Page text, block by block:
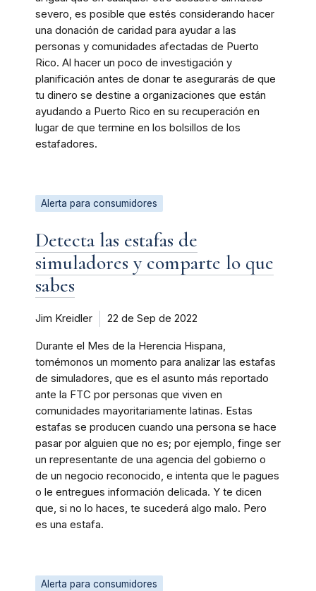
severo, es posible que estés considerando hacer
una donación de caridad para ayudar a las
personas y comunidades afectadas de Puerto
Rico. Al hacer un poco de investigación y
planificación antes de donar te asegurarás de que
tu dinero se destine a organizaciones que están
ayudando a Puerto Rico en su recuperación en
lugar de que termine en los bolsillos de los
estafadores.
Alerta para consumidores
Detecta las estafas de
simuladores y comparte lo que
sabes
Jim Kreidler 22 de Sep de 2022
Durante el Mes de la Herencia Hispana,
tomémonos un momento para analizar las estafas
de simuladores, que es el asunto más reportado
ante la FTC por personas que viven en
comunidades mayoritariamente latinas. Estas
estafas se producen cuando una persona se hace
pasar por alguien que no es; por ejemplo, finge ser
un representante de una agencia del gobierno o
de un negocio reconocido, e intenta que le pagues
o le entregues información delicada. Y te dicen
que, si no lo haces, te sucederá algo malo. Pero
es una estafa.
Alerta para consumidores